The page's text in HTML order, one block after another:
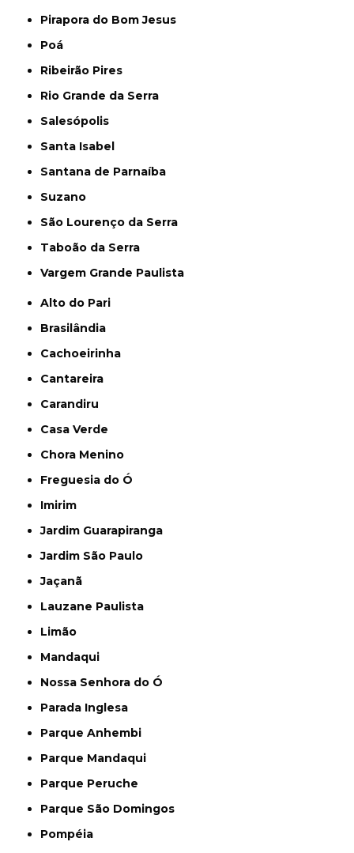
Pirapora do Bom Jesus
Poá
Ribeirão Pires
Rio Grande da Serra
Salesópolis
Santa Isabel
Santana de Parnaíba
Suzano
São Lourenço da Serra
Taboão da Serra
Vargem Grande Paulista
Alto do Pari
Brasilândia
Cachoeirinha
Cantareira
Carandiru
Casa Verde
Chora Menino
Freguesia do Ó
Imirim
Jardim Guarapiranga
Jardim São Paulo
Jaçanã
Lauzane Paulista
Limão
Mandaqui
Nossa Senhora do Ó
Parada Inglesa
Parque Anhembi
Parque Mandaqui
Parque Peruche
Parque São Domingos
Pompéia